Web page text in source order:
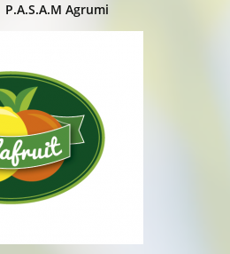
P.A.S.A.M Agrumi